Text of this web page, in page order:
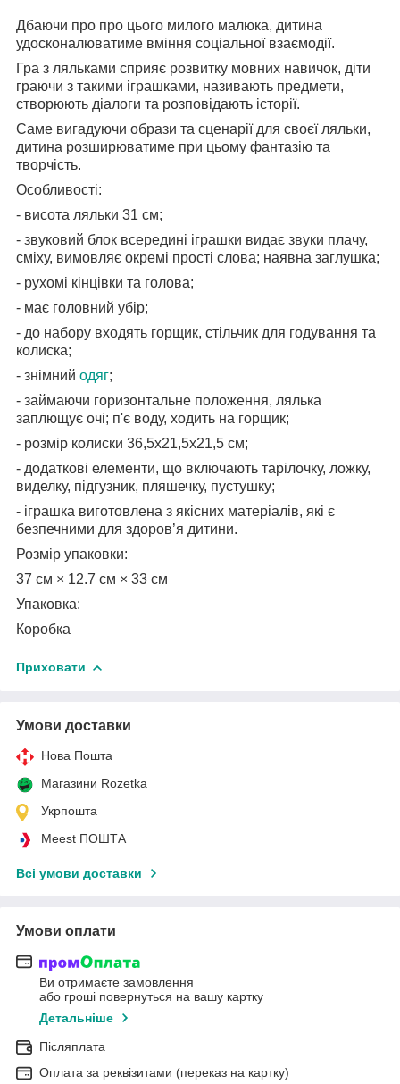
Дбаючи про про цього милого малюка, дитина
удосконалюватиме вміння соціальної взаємодії.
Гра з ляльками сприяє розвитку мовних навичок, діти
граючи з такими іграшками, називають предмети,
створюють діалоги та розповідають історії.
Саме вигадуючи образи та сценарії для своєї ляльки,
дитина розширюватиме при цьому фантазію та
творчість.
Особливості:
- висота ляльки 31 см;
- звуковий блок всередині іграшки видає звуки плачу,
сміху, вимовляє окремі прості слова; наявна заглушка;
- рухомі кінцівки та голова;
- має головний убір;
- до набору входять горщик, стільчик для годування та
колиска;
- знімний одяг;
- займаючи горизонтальне положення, лялька
заплющує очі; п'є воду, ходить на горщик;
- розмір колиски 36,5х21,5х21,5 см;
- додаткові елементи, що включають тарілочку, ложку,
виделку, підгузник, пляшечку, пустушку;
- іграшка виготовлена з якісних матеріалів, які є
безпечними для здоров’я дитини.
Розмір упаковки:
37 см × 12.7 см × 33 см
Упаковка:
Коробка
Приховати
Умови доставки
Нова Пошта
Магазини Rozetka
Укрпошта
Meest ПОШТА
Всі умови доставки
Умови оплати
Ви отримаєте замовлення
або гроші повернуться на вашу картку
Детальніше
Післяплата
Оплата за реквізитами (переказ на картку)